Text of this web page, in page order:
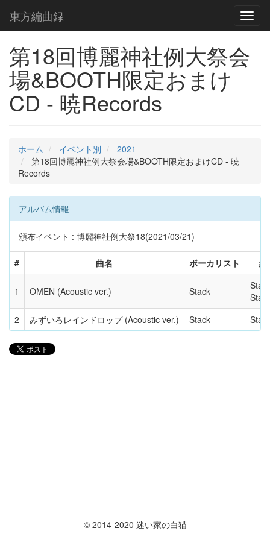
東方編曲録
第18回博麗神社例大祭会
場&BOOTH限定おまけ
CD - 暁Records
ホーム イベント別
2021
第18回博麗神社例大祭会場&BOOTH限定おまけCD - 暁
Records
アルバム情報
頒布イベント : 博麗神社例大祭18(2021/03/21)
# 曲名 ボーカリスト 編
1 OMEN (Acoustic ver.) Stack
2
みずいろレインドロップ (Acoustic ver.) Stack
© 2014-2020 迷い家の白猫